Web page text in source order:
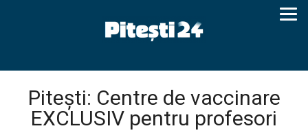
Pitești: Centre de vaccinare
EXCLUSIV pentru profesori